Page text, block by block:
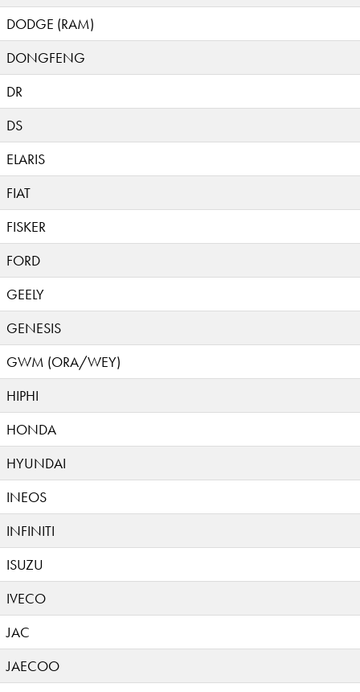
DODGE (RAM)
DONGFENG
DR
DS
ELARIS
FIAT
FISKER
FORD
GEELY
GENESIS
GWM (ORA/WEY)
HIPHI
HONDA
HYUNDAI
INEOS
INFINITI
ISUZU
IVECO
JAC
JAECOO